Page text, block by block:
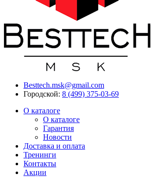
Besttech.msk@gmail.com
Городской: 8 (499) 375-03-69
О каталоге
О каталоге
Гарантия
Новости
Доставка и оплата
Тренинги
Контакты
Акции